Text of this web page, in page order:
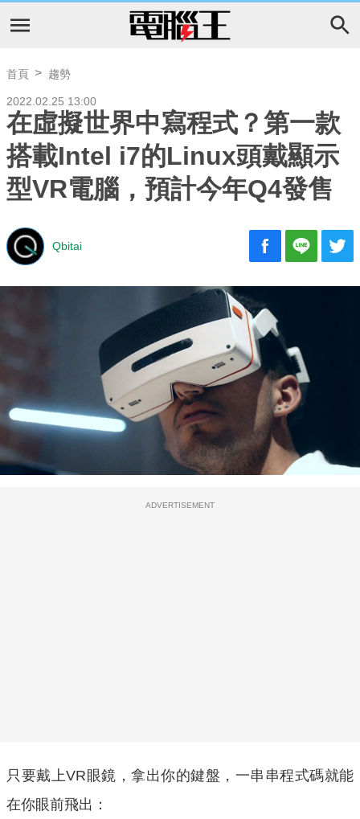
首頁 趨勢
2022.02.25 13:00
在虛擬世界中寫程式？第一款
搭載Intel i7的Linux頭戴顯示
型VR電腦 ，預計今年Q4發售
Qbitai
ADVERTISEMENT
只要戴上VR眼鏡，拿出你的鍵盤，一串串程式碼就能
在你眼前飛出：